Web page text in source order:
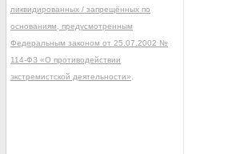
ликвидированных / запрещённых по
основаниям, предусмотренным
Федеральным законом от 25.07.2002 №
114-ФЗ «О противодействии
экстремистской деятельности»